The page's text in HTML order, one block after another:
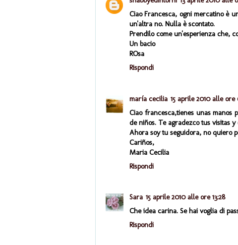
Ciao Francesca, ogni mercatino è
un'altra no. Nulla è scontato.
Prendilo come un'esperienza che,
Un bacio
ROsa
Rispondi
maría cecilia 15 aprile 2010 alle ore
Ciao francesca,tienes unas manos
de niños. Te agradezco tus visitas
Ahora soy tu seguidora, no quiero
Cariños,
Maria Cecilia
Rispondi
Sara 15 aprile 2010 alle ore 13:28
Che idea carina. Se hai voglia di
Rispondi